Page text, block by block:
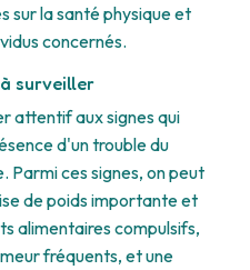
sur la santé physique et
concernés.
surveiller
attentif aux signes qui
d'un trouble du
ces signes, on peut
de poids importante et
alimentaires compulsifs,
fréquents, et une